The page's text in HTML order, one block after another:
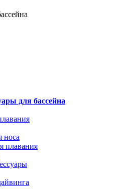
для бассейна
носа
плавания